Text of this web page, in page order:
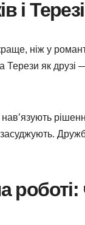
і
ніж у
Терези як